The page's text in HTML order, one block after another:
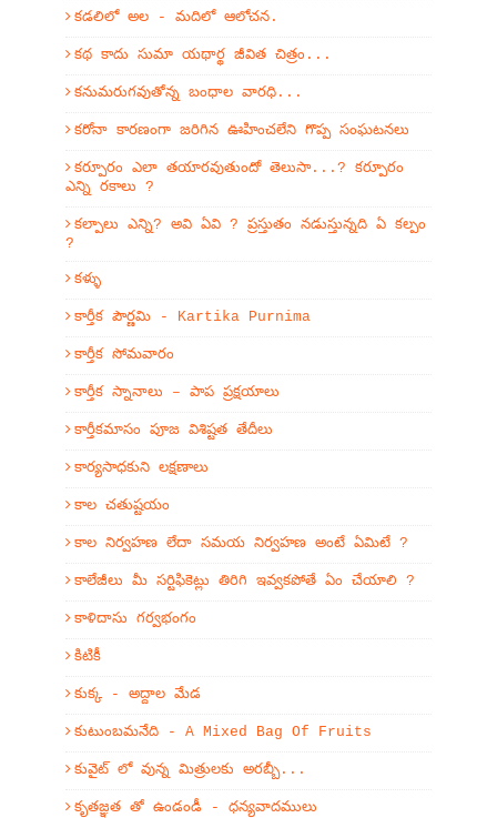
కడలిలో అల - మదిలో ఆలోచన.
కథ కాదు సుమా యథార్థ జీవిత చిత్రం...
కనుమరుగవుతోన్న బంధాల వారధి...
కరోనా కారణంగా జరిగిన ఊహించలేని గొప్ప సంఘటనలు
కర్పూరం ఎలా తయారవుతుందో తెలుసా...? కర్పూరం
ఎన్ని రకాలు ?
కల్పాలు ఎన్ని? అవి ఏవి ? ప్రస్తుతం నడుస్తున్నది ఏ కల్పం
?
కళ్ళు
కార్తీక పౌర్ణమి - Kartika Purnima
కార్తీక సోమవారం
కార్తీక స్నానాలు – పాప ప్రక్షయాలు
కార్తీకమాసం పూజ విశిష్టత తేదీలు
కార్యసాధకుని లక్షణాలు
కాల చతుష్టయం
కాల నిర్వహణ లేదా సమయ నిర్వహణ అంటే ఏమిటే ?
కాలేజీలు మీ సర్టిఫికెట్లు తిరిగి ఇవ్వకపోతే ఏం చేయాలి ?
కాళిదాసు గర్వభంగం
కిటికీ
కుక్క - అద్దాల మేడ
కుటుంబమనేది - A Mixed Bag Of Fruits
కువైట్ లో వున్న మిత్రులకు అరబ్బీ...
కృతజ్ఞత తో ఉండండీ - ధన్యవాదములు